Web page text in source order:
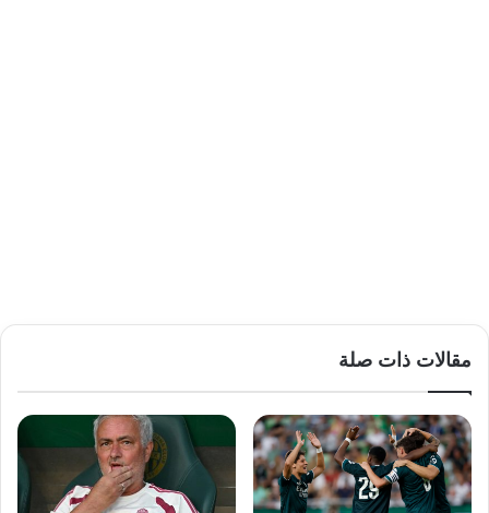
مقالات ذات صلة